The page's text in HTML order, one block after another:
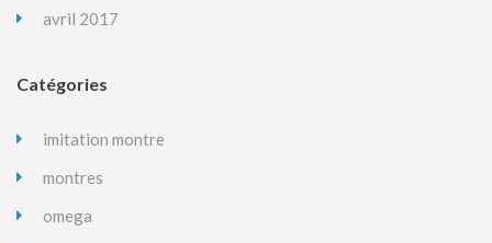
avril 2017
Catégories
imitation montre
montres
omega